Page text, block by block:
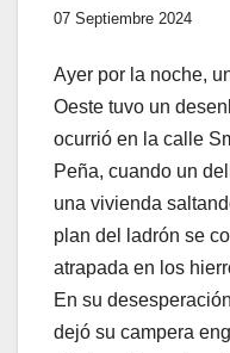
07 Septiembre 2024
Ayer por la noche,
Oeste tuvo un
ocurrió en la calle
Peña, cuando un
una vivienda
plan del ladrón se
atrapada en los
En su
dejó su campera